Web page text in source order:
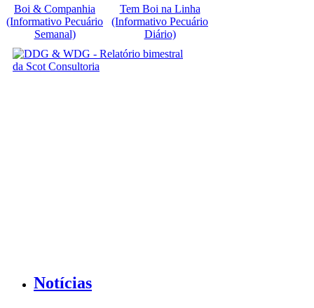
Boi & Companhia
(Informativo Pecuário
Semanal)
Tem Boi na Linha
(Informativo Pecuário
Diário)
Notícias